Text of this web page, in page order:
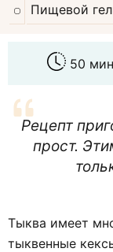
Пищевой
50
Рецепт
прост.
Тыква имеет
тыквенные